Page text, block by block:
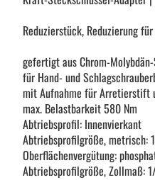
und Hilfswerkzeug
Reduzierstück, Reduzierung
gefertigt aus Chrom-
für Hand- und
mit Aufnahme für Arretierstift
max. Belastbarkeit 580 Nm
Abtriebsprofil: Innenvierkant
Abtriebsprofilgröße, metrisch:
Oberflächenvergütung:
Abtriebsprofilgröße, Zollmaß: